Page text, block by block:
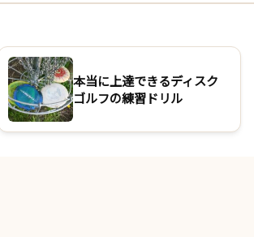
本当に上達できるディスク
ゴルフの練習ドリル